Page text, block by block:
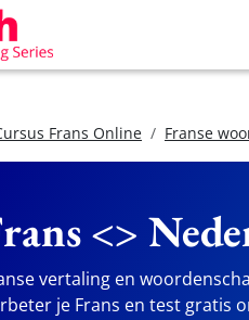
Frans Online Franse
<>
vertaling en
je Frans en test gratis